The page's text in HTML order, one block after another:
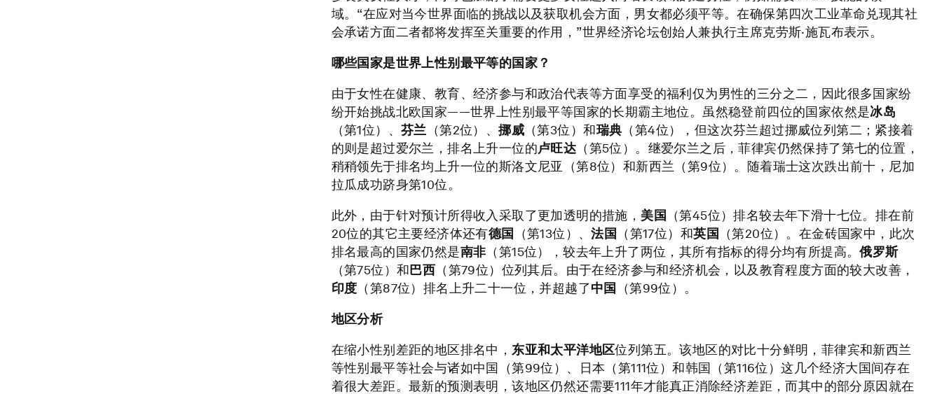
域。“在应对当今世界面临的挑战以及获取机会方面，男女都必须平等。在确保第四次工业革命兑现其社
会承诺方面二者都将发挥至关重要的作用，”世界经济论坛创始人兼执行主席克劳斯·施瓦布表示。
哪些国家是世界上性别最平等的国家？
由于女性在健康、教育、经济参与和政治代表等方面享受的福利仅为男性的三分之二，因此很多国家纷
纷开始挑战北欧国家——世界上性别最平等国家的长期霸主地位。虽然稳登前四位的国家依然是冰岛
（第1位）、芬兰 （第2位）、挪威 （第3位）和瑞典 （第4位），但这次芬兰超过挪威位列第二；紧接着
的则是超过爱尔兰，排名上升一位的卢旺达 （第5位）。继爱尔兰之后，菲律宾仍然保持了第七的位置，
稍稍领先于排名均上升一位的斯洛文尼亚（第8位）和新西兰（第9位）。随着瑞士这次跌出前十，尼加
拉瓜成功跻身第10位。
此外，由于针对预计所得收入采取了更加透明的措施， 美国 （第45位）排名较去年下滑十七位。排在前
20位的其它主要经济体还有德国 （第13位）、法国 （第17位）和英国 （第20位）。在金砖国家中，此次
排名最高的国家仍然是南非 （第15位），较去年上升了两位，其所有指标的得分均有所提高。俄罗斯
（第75位）和巴西 （第79位）位列其后。由于在经济参与和经济机会，以及教育程度方面的较大改善，
印度 （第87位）排名上升二十一位，并超越了中国 （第99位）。
地区分析
在缩小性别差距的地区排名中， 东亚和太平洋地区位列第五。该地区的对比十分鲜明，菲律宾和新西兰
等性别最平等社会与诸如中国（第99位）、日本（第111位）和韩国（第116位）这几个经济大国间存在
着很大差距。最新的预测表明，该地区仍然还需要111年才能真正消除经济差距，而其中的部分原因就在